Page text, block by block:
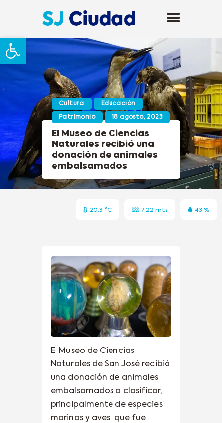
Abrir barra de herramientas
Cultura Educación
Patrimonio 18 agosto, 2023
El Museo de Ciencias
Naturales recibió una
donación de animales
embalsamados
20.3 °C 7.22 mts 43 %
El Museo de Ciencias
Naturales de San José recibió
una donación de animales
embalsamados a clasificar,
principalmente de especies
marinas y aves, que fue